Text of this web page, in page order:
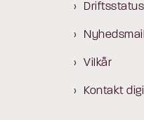
Driftsstatus
Nyhedsmail
Vilkår
Kontakt